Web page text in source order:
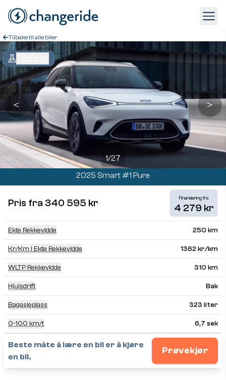
Tilbake til alle biler
＜
1/27
＞
2025 Smart #1 Pure
Pris fra 340 595 kr Finansiering fra
4 279 kr
Ekte Rekkevidde 250 km
Kr/km I Ekte Rekkevidde 1362 kr/km
WLTP Rekkevidde 310 km
Hjulsdrift Bak
Bagasjeplass 323 liter
0-100 km/t 6,7 sek
Beste måte å lære en bil er å kjøre
en bil.
Prøvekjør